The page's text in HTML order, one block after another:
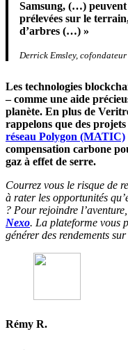
Samsung, (…) peuvent
prélevées sur le
d’arbres (…) »
Derrick Emsley,
Les technologies
– comme une aide
planète. En plus de
rappelons que des projets
réseau Polygon (MATIC)
compensation carbone
gaz à effet de serre.
Courrez vous le risque de
à rater les opportunités
? Pour rejoindre l’aventure,
Nexo. La plateforme vous
générer des rendements
Rémy R.